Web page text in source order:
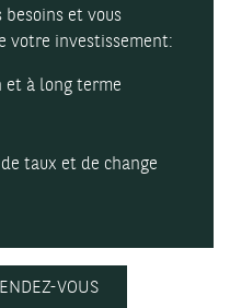
besoins et vous
votre investissement:
et à long terme
taux et de change
VOUS